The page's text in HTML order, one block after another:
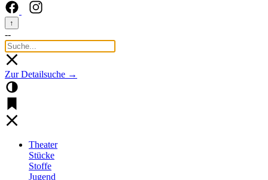
↑
--
Zur Detailsuche →
Theater
Stücke
Stoffe
Jugend